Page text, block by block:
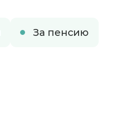
За пенсию